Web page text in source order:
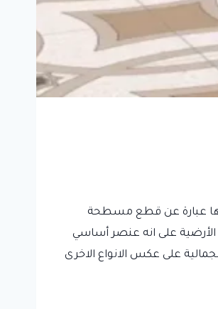
عبارة عن قطع مسطحة
على انه عنصر أساسي
على عكس الانواع الاخرى